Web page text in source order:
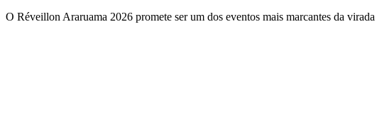
O Réveillon Araruama 2026 promete ser um dos eventos mais marcantes da